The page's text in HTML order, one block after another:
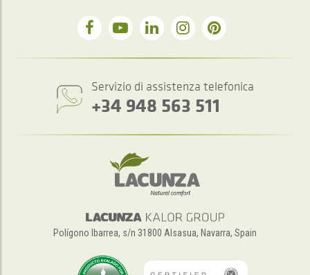
Servizio di assistenza telefonica
+34 948 563 511
Polígono Ibarrea, s/n 31800 Alsasua, Navarra, Spain